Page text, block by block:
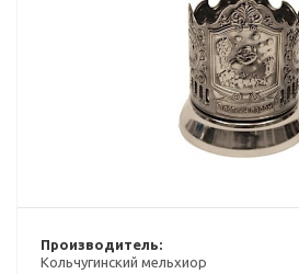
Производитель:
Кольчугинский мельхиор